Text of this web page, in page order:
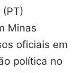
Minas
oficiais em
política no